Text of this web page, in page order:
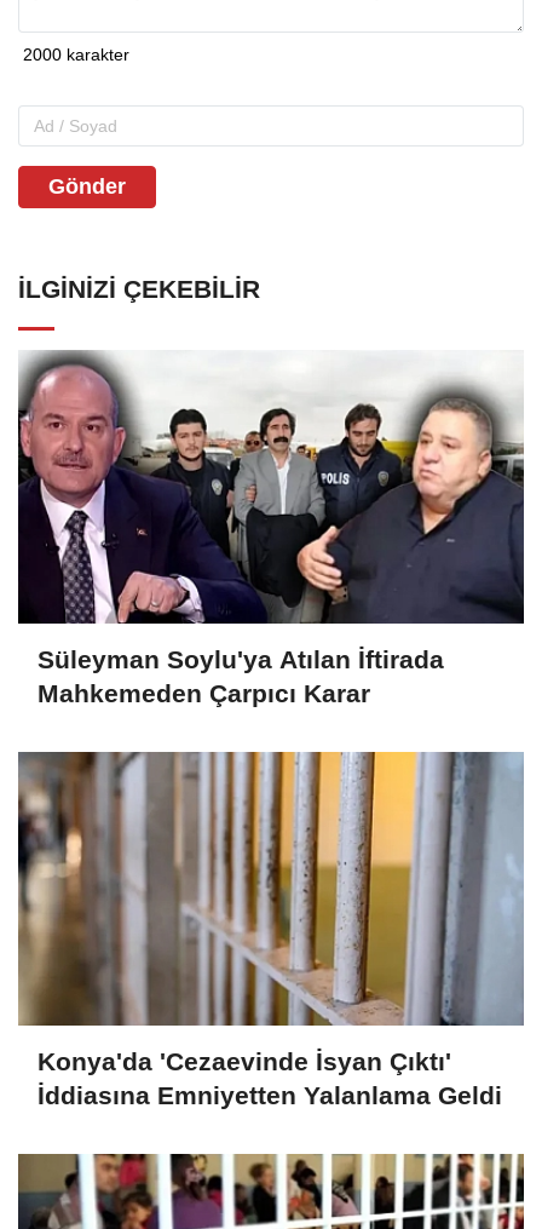
Gönder
İLGINIZI ÇEKEBILIR
Süleyman Soylu'ya Atılan İftirada
Mahkemeden Çarpıcı Karar
Konya'da 'Cezaevinde İsyan Çıktı'
İddiasına Emniyetten Yalanlama Geldi